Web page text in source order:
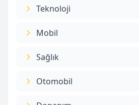
Teknoloji
Mobil
Sağlık
Otomobil